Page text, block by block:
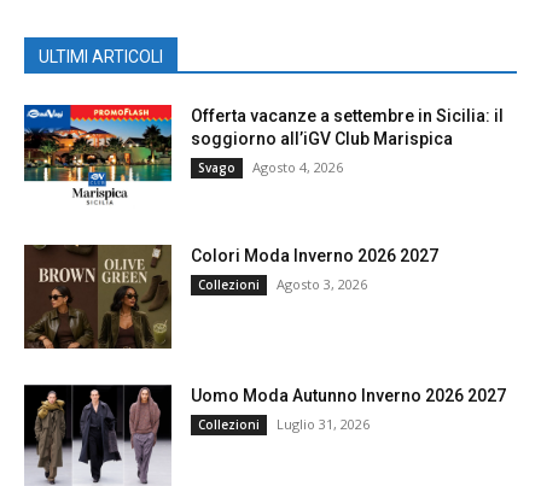
ULTIMI ARTICOLI
Offerta vacanze a settembre in Sicilia: il
soggiorno all’iGV Club Marispica
Svago Agosto 4, 2026
Colori Moda Inverno 2026 2027
Collezioni Agosto 3, 2026
Uomo Moda Autunno Inverno 2026 2027
Collezioni Luglio 31, 2026